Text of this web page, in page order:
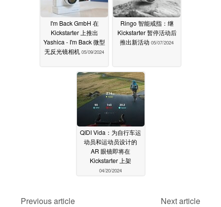
I'm Back GmbH 在
Kickstarter 上推出
Yashica - I'm Back 微型
无反光镜相机 05/09/2024
Ringo 智能戒指：继
Kickstarter 暂停活动后
推出新活动 05/07/2024
QIDI Vida：为自行车运
动员和运动员设计的
AR 眼镜即将在
Kickstarter 上架
04/20/2024
Previous article
Next article